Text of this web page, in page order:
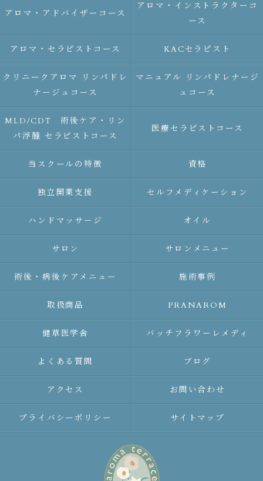
アロマ・アドバイザーコース
アロマ・インストラクターコ
ース
アロマ・セラピストコース KACセラピスト
クリニークアロマ リンパドレ
ナージュコース
マニュアル リンパドレナージ
ュコース
MLD/CDT 術後ケア・リン
パ浮腫 セラピストコース
医療セラピストコース
当スクールの特徴 資格
独立開業支援 セルフメディケーション
ハンドマッサージ オイル
サロン サロンメニュー
術後・病後ケアメニュー 施術事例
取扱商品 PRANAROM
健草医学舎 バッチフラワーレメディ
よくある質問 ブログ
アクセス お問い合わせ
プライバシーポリシー サイトマップ